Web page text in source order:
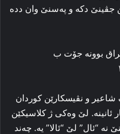
جڤینێ دکه‌ و په‌سنێ وان دده‌
بوونه‌ جۆت ب
و نڤیسکارێن کوردان
ئانینه‌. لێ وه‌کی ژ کلاسیکێن
“ئال” لێ “ئالا” یه‌. چه‌ند